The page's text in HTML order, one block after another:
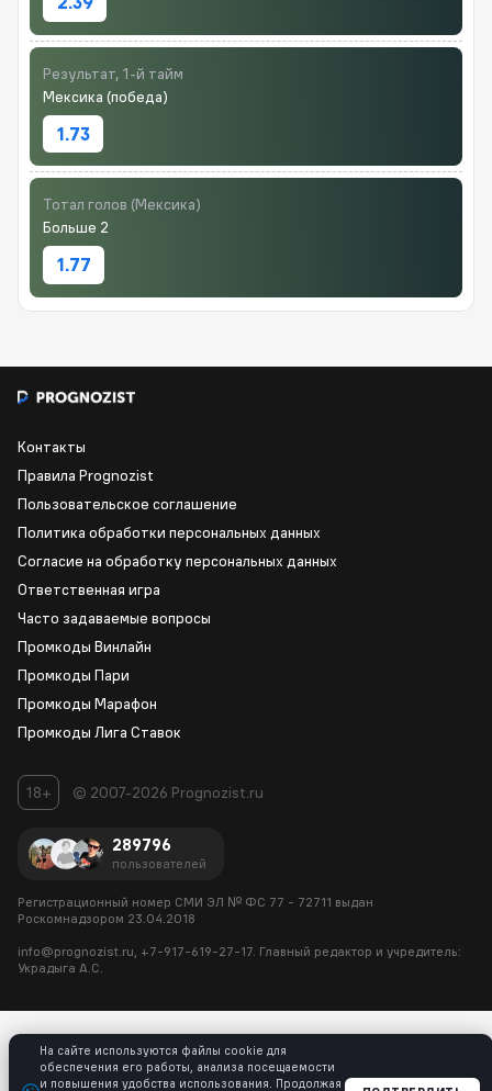
Результат, 1-й тайм
Мексика (победа)
1.73
Тотал голов (Мексика)
Больше 2
1.77
18+ © 2007-2026 Prognozist.ru
289796
пользователей
Регистрационный номер СМИ ЭЛ № ФС 77 - 72711 выдан
Роскомнадзором 23.04.2018
info@prognozist.ru, +7-917-619-27-17. Главный редактор и учредитель:
Украдыга А.С.
Контакты
Правила Prognozist
Пользовательское соглашение
Политика обработки персональных данных
Согласие на обработку персональных данных
Ответственная игра
Часто задаваемые вопросы
Промкоды Винлайн
Промкоды Пари
Промкоды Марафон
Промкоды Лига Ставок
На сайте используются файлы cookie для
обеспечения его работы, анализа посещаемости
и повышения удобства использования. Продолжая